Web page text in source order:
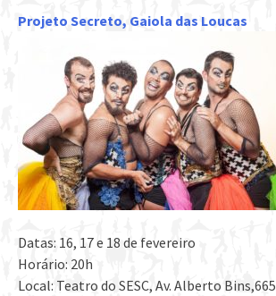
Projeto Secreto, Gaiola das Loucas
Datas: 16, 17 e 18 de fevereiro
Horário: 20h
Local: Teatro do SESC, Av. Alberto Bins,665